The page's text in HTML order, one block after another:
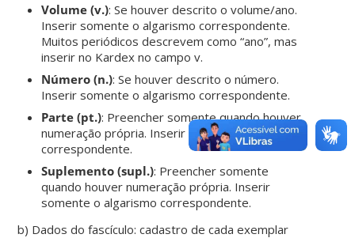
Volume (v.): Se houver descrito o volume/ano.
Inserir somente o algarismo correspondente.
Muitos periódicos descrevem como “ano”, mas
inserir no Kardex no campo v.
Número (n.): Se houver descrito o número.
Inserir somente o algarismo correspondente.
Parte (pt.): Preencher somente quando houver
numeração própria. Inserir somente o algarismo
correspondente.
Suplemento (supl.): Preencher somente
quando houver numeração própria. Inserir
somente o algarismo correspondente.
b) Dados do fascículo: cadastro de cada exemplar